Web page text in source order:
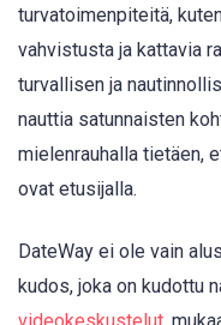
turvatoimenpiteitä,
vahvistusta ja kattavia
turvallisen ja
nauttia satunnaisten
mielenrauhalla tietäen,
ovat etusijalla.
DateWay ei ole vain
kudos, joka on kudottu